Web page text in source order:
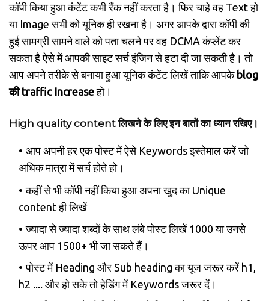
कॉपी किया हुआ कंटेंट कभी रैंक नहीं करता है। फिर चाहे वह Text हो
या Image सभी को यूनिक ही रखना है। अगर आपके द्वारा कॉपी की
हुई सामग्री सामने वाले को पता चलने पर वह DCMA कंप्लेंट कर
सकता है ऐसे में आपकी साइट सर्च इंजिन से हटा दी जा सकती है। तो
आप अपने तरीके से बनाया हुआ यूनिक कंटेंट लिखें ताकि आपके blog
की traffic Increaseहो।
High quality content लिखने के लिए इन बातों का ध्यान रखिए।
आप अपनी हर एक पोस्ट में ऐसे Keywords इस्तेमाल करें जो
अधिक मात्रा में सर्च होते हो।
कहीं से भी कॉपी नहीं किया हुआ अपना खुद का Unique
content ही लिखें
ज्यादा से ज्यादा शब्दों के साथ लंबे पोस्ट लिखें 1000 या उनसे
ऊपर आप 1500+ भी जा सकते हैं।
पोस्ट में Heading और Sub heading का यूज जरूर करें h1,
h2 .... और हो सके तो हेडिंग में Keywords जरूर दें।